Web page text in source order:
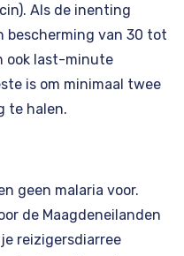
Als de inenting
bescherming van 30 tot
ook last-minute
is om minimaal twee
te halen.
geen malaria voor.
de Maagdeneilanden
reizigersdiarree